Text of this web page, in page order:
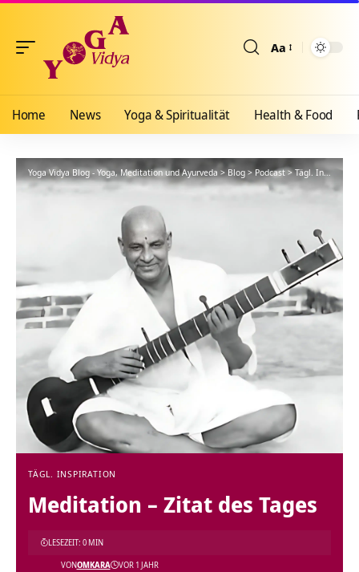
Aa
Home News Yoga & Spiritualität Health & Food
Yoga Vidya Blog - Yoga, Meditation und Ayurveda >Blog>Podcast>Tägl. Inspiration
TÄGL. INSPIRATION
Meditation – Zitat des Tages
VONOMKARA VOR 1 JAHR
LESEZEIT: 0 MIN